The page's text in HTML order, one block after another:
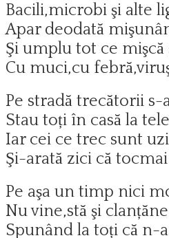
Bacili,microbi şi alte
Apar deodată
Şi umplu tot ce mişcă
Cu muci,cu
Pe stradă trecătorii s-
Stau toți în casă la
Iar cei ce trec sunt
Şi-arată zici că
Pe aşa un timp nici
Nu vine,stă şi
Spunând la toți că